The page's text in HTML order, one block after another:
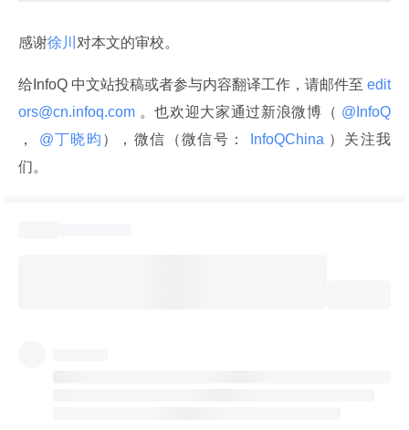
感谢徐川 对本文的审校。
给InfoQ 中文站投稿或者参与内容翻译工作，请邮件至 edit
ors@cn.infoq.com 。也欢迎大家通过新浪微博（
，
@丁晓昀 ），微信（微信号： InfoQChina ）关注我
们。